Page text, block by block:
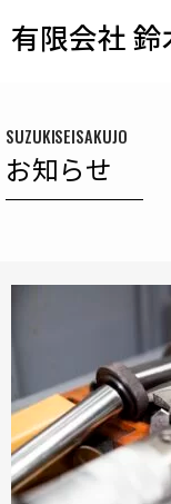
有限会社
SUZUKISEISAKUJO
お知らせ